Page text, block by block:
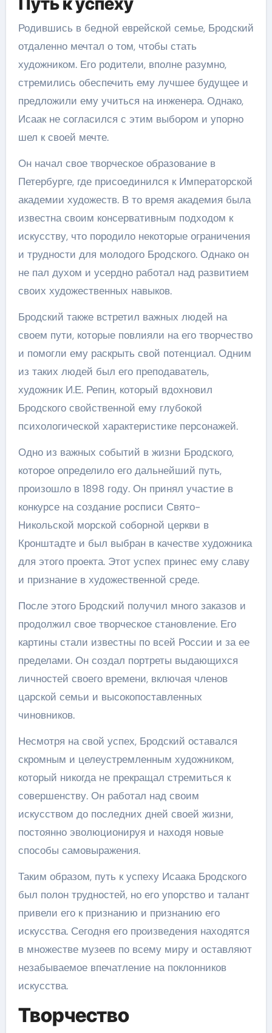
Родившись в бедной еврейской семье, Бродский
отдаленно мечтал о том, чтобы стать
художником. Его родители, вполне разумно,
стремились обеспечить ему лучшее будущее и
предложили ему учиться на инженера. Однако,
Исаак не согласился с этим выбором и упорно
шел к своей мечте.
Он начал свое творческое образование в
Петербурге, где присоединился к Императорской
академии художеств. В то время академия была
известна своим консервативным подходом к
искусству, что породило некоторые ограничения
и трудности для молодого Бродского. Однако он
не пал духом и усердно работал над развитием
своих художественных навыков.
Бродский также встретил важных людей на
своем пути, которые повлияли на его творчество
и помогли ему раскрыть свой потенциал. Одним
из таких людей был его преподаватель,
художник И.Е. Репин, который вдохновил
Бродского свойственной ему глубокой
психологической характеристике персонажей.
Одно из важных событий в жизни Бродского,
которое определило его дальнейший путь,
произошло в 1898 году. Он принял участие в
конкурсе на создание росписи Свято-
Никольской морской соборной церкви в
Кронштадте и был выбран в качестве художника
для этого проекта. Этот успех принес ему славу
и признание в художественной среде.
После этого Бродский получил много заказов и
продолжил свое творческое становление. Его
картины стали известны по всей России и за ее
пределами. Он создал портреты выдающихся
личностей своего времени, включая членов
царской семьи и высокопоставленных
чиновников.
Несмотря на свой успех, Бродский оставался
скромным и целеустремленным художником,
который никогда не прекращал стремиться к
совершенству. Он работал над своим
искусством до последних дней своей жизни,
постоянно эволюционируя и находя новые
способы самовыражения.
Таким образом, путь к успеху Исаака Бродского
был полон трудностей, но его упорство и талант
привели его к признанию и признанию его
искусства. Сегодня его произведения находятся
в множестве музеев по всему миру и оставляют
незабываемое впечатление на поклонников
искусства.
Творчество